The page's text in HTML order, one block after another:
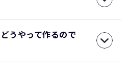
うやって作るので